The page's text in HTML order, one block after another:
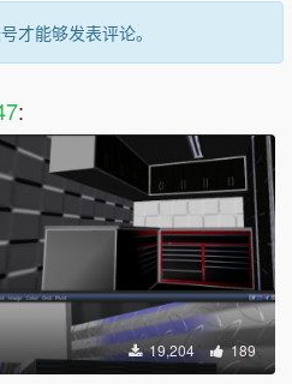
才能够发表评论。
:
19,204 189